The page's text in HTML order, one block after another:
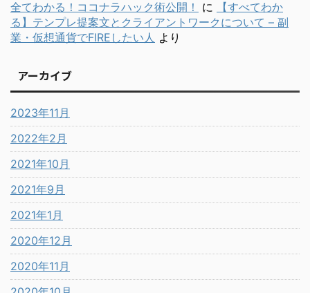
全てわかる！ココナラハック術公開！
に
【すべてわか
る】テンプレ提案文とクライアントワークについて – 副
業・仮想通貨でFIREしたい人 より
アーカイブ
2023年11月
2022年2月
2021年10月
2021年9月
2021年1月
2020年12月
2020年11月